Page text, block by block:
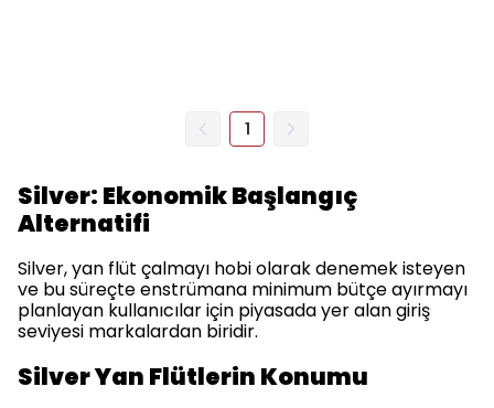
1
Silver: Ekonomik Başlangıç
Alternatifi
Silver, yan flüt çalmayı hobi olarak denemek isteyen
ve bu süreçte enstrümana minimum bütçe ayırmayı
planlayan kullanıcılar için piyasada yer alan giriş
seviyesi markalardan biridir.
Silver Yan Flütlerin Konumu